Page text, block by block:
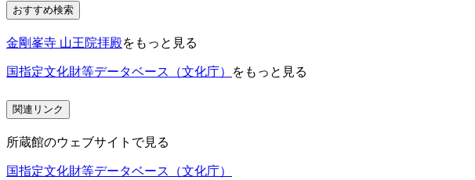
おすすめ検索
金剛峯寺 山王院拝殿をもっと見る
国指定文化財等データベース（文化庁） をもっと見る
関連リンク
所蔵館のウェブサイトで見る
国指定文化財等データベース（文化庁）